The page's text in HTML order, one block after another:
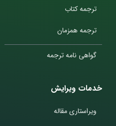
ترجمه کتاب
ترجمه همزمان
گواهی نامه ترجمه
خدمات ویرایش
ویراستاری مقاله